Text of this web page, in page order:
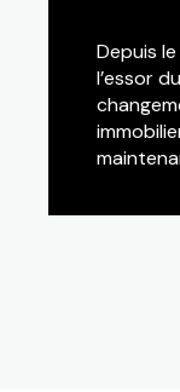
Depuis
l’essor
sur la